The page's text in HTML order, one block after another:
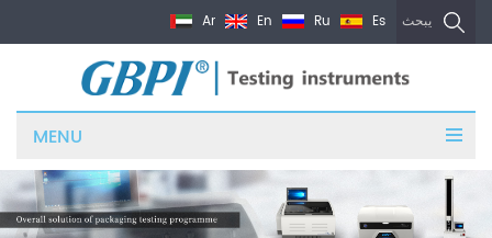
يبحث Ar En Ru Es
MENU